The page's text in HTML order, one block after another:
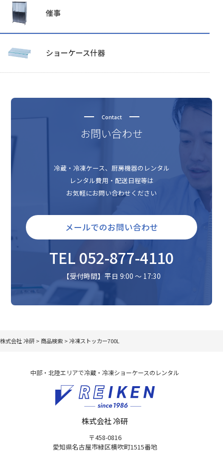
催事
ショーケース什器
Contact
お問い合わせ
冷蔵・冷凍ケース、厨房機器のレンタル
レンタル費用・配送日程等は
お気軽にお問い合わせください
メールでのお問い合わせ
TEL 052-877-4110
【受付時間】平日 9:00 〜 17:30
株式会社 冷研>商品検索 >冷凍ストッカー700L
中部・北陸エリアで冷蔵・冷凍ショーケースのレンタル
株式会社 冷研
〒458-0816
愛知県名古屋市緑区横吹町1515番地